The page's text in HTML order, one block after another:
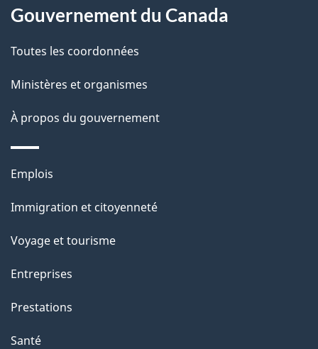
t
a
l
s
l
a
a
g
"
propos
ce
site
Gouvernement du Canada
Toutes les coordonnées
Ministères et organismes
À propos du gouvernement
Thèmes
sujets
Emplois
Immigration et citoyenneté
Voyage et tourisme
Entreprises
Prestations
Santé